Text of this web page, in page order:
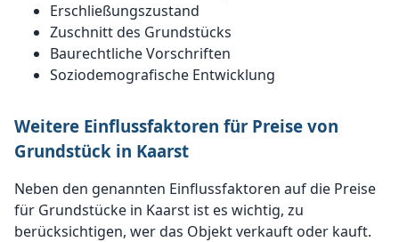
Erschließungszustand
Zuschnitt des Grundstücks
Baurechtliche Vorschriften
Soziodemografische Entwicklung
Weitere Einflussfaktoren für Preise von
Grundstück in Kaarst
Neben den genannten Einflussfaktoren auf die Preise
für Grundstücke in Kaarst ist es wichtig, zu
berücksichtigen, wer das Objekt verkauft oder kauft.